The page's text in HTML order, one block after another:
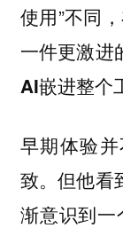
使用”不同
一件更激进
AI嵌进整个
早期体验
致。但他看
渐意识到一